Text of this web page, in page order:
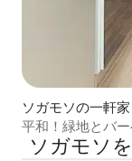
ソガモソの一軒家
平和！緑地とバ
ソガモソ